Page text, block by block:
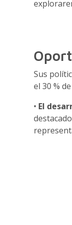
Sus
el 30 %
• El